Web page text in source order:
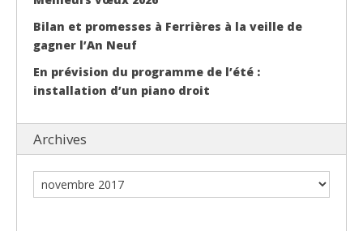
Bilan et promesses à Ferrières à la veille de
gagner l’An Neuf
En prévision du programme de l’été :
installation d’un piano droit
Archives